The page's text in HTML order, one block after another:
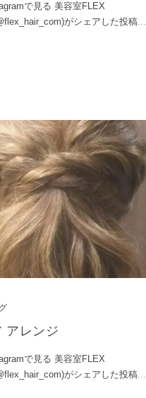
で見る 美容室FLEX
がシェアした投稿...
アレンジ
で見る 美容室FLEX
がシェアした投稿...